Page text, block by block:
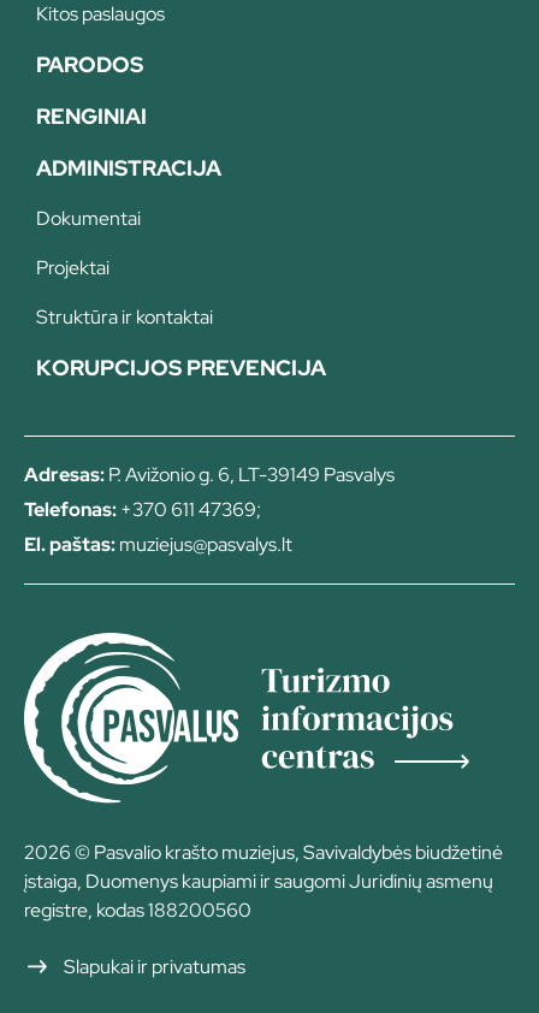
Kitos paslaugos
PARODOS
RENGINIAI
ADMINISTRACIJA
Dokumentai
Projektai
Struktūra ir kontaktai
KORUPCIJOS PREVENCIJA
Adresas:P. Avižonio g. 6, LT-39149 Pasvalys
Telefonas:+370 611 47369;
El. paštas:muziejus@pasvalys.lt
2026 © Pasvalio krašto muziejus, Savivaldybės biudžetinė
įstaiga, Duomenys kaupiami ir saugomi Juridinių asmenų
registre, kodas 188200560
Slapukai ir privatumas